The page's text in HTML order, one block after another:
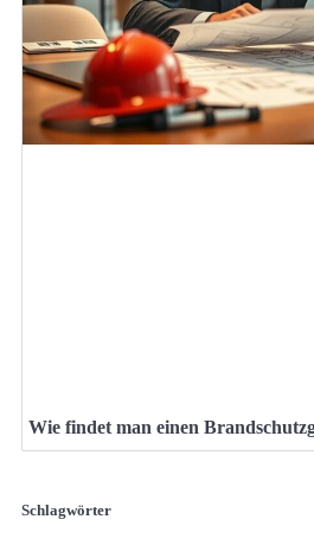
Wie findet man einen
Schlagwörter